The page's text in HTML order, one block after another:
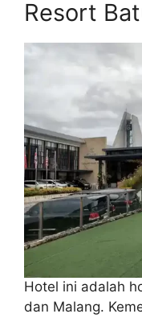
Resort
Hotel ini adalah
dan Malang.